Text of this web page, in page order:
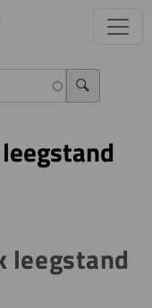
leegstand